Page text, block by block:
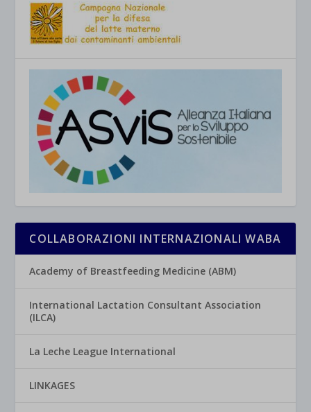
COLLABORAZIONI INTERNAZIONALI WABA
Academy of Breastfeeding Medicine (ABM)
International Lactation Consultant Association
(ILCA)
La Leche League International
LINKAGES